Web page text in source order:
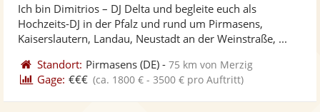
Ich bin Dimitrios – DJ Delta und begleite euch als
Hochzeits-DJ in der Pfalz und rund um Pirmasens,
Kaiserslautern, Landau, Neustadt an der Weinstraße, ...
Standort: Pirmasens (DE) -75 km von Merzig
Gage: €€€ (ca. 1800 € - 3500 € pro Auftritt)